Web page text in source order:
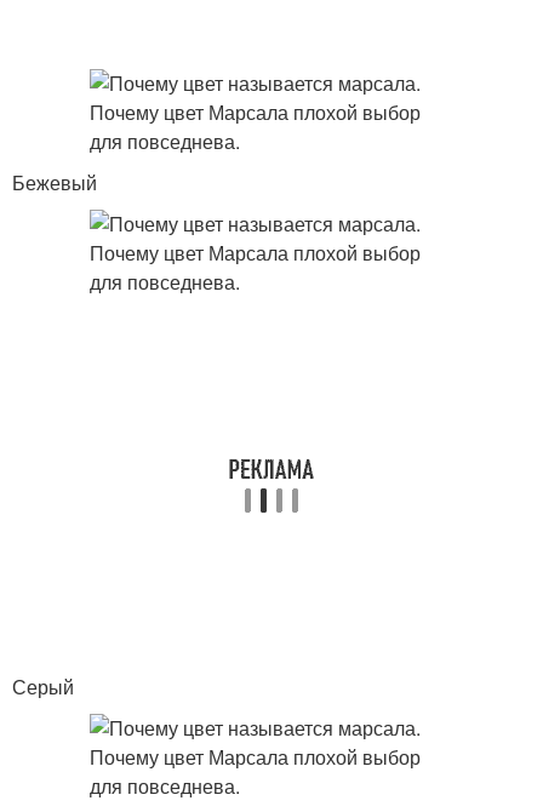
Бежевый
Серый